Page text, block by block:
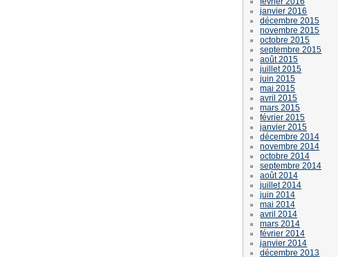
janvier 2016
décembre 2015
novembre 2015
octobre 2015
septembre 2015
août 2015
juillet 2015
juin 2015
mai 2015
avril 2015
mars 2015
février 2015
janvier 2015
décembre 2014
novembre 2014
octobre 2014
septembre 2014
août 2014
juillet 2014
juin 2014
mai 2014
avril 2014
mars 2014
février 2014
janvier 2014
décembre 2013